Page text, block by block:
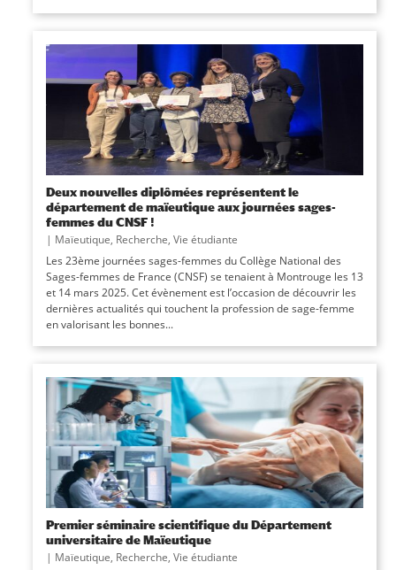
Deux nouvelles diplômées représentent le
département de maïeutique aux journées sages-
femmes du CNSF !
| Maïeutique, Recherche, Vie étudiante
Les 23ème journées sages-femmes du Collège National des
Sages-femmes de France (CNSF) se tenaient à Montrouge les 13
et 14 mars 2025. Cet évènement est l’occasion de découvrir les
dernières actualités qui touchent la profession de sage-femme
en valorisant les bonnes...
Premier séminaire scientifique du Département
universitaire de Maïeutique
| Maïeutique, Recherche, Vie étudiante